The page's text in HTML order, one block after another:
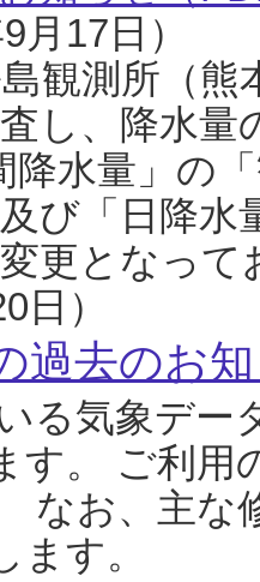
月17日）
観測所（熊
し、降水
降水量」の
び「日降
更となっ
日）
過去のお
る気象デー
す。 ご利用
なお、主な
ます。